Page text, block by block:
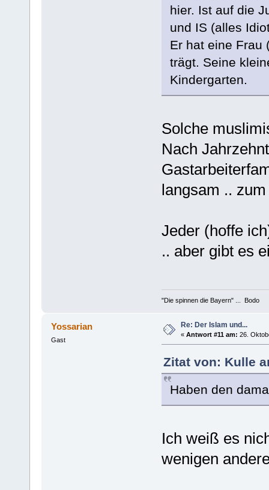
hier. Ist auf die
und IS (alles
Er hat eine Frau
trägt. Seine
Kindergarten.
Solche
Nach
langsam ..
Jeder (hoffe
.. aber gibt es
"Die spinnen die Bayern" ... Bodo
Yossarian
Gast
Re: Der Islam und...
« Antwort #11 am: 26.
Zitat von: Kulle
Haben den
Ich weiß es
wenigen